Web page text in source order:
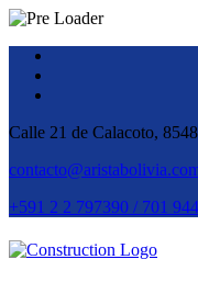
Calle 21 de Calacoto,
+591 2 2 797390 / 701